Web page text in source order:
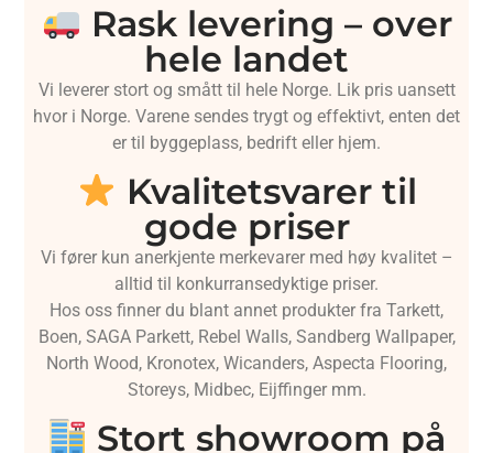
Rask levering – over
hele landet
Vi leverer stort og smått til hele Norge. Lik pris uansett
hvor i Norge. Varene sendes trygt og effektivt, enten det
er til byggeplass, bedrift eller hjem.
Kvalitetsvarer til
gode priser
Vi fører kun anerkjente merkevarer med høy kvalitet –
alltid til konkurransedyktige priser.
Hos oss finner du blant annet produkter fra Tarkett,
Boen, SAGA Parkett, Rebel Walls, Sandberg Wallpaper,
North Wood, Kronotex, Wicanders, Aspecta Flooring,
Storeys, Midbec, Eijffinger mm.
Stort showroom på